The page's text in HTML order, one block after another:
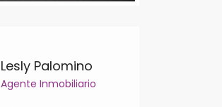
Lesly Palomino
Agente Inmobiliario